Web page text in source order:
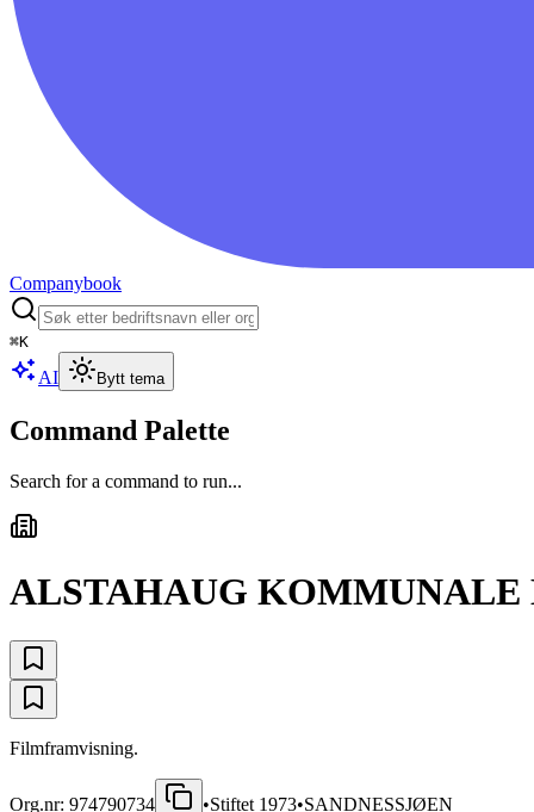
Companybook
⌘K
AI Bytt tema
Command Palette
Search for a command to run...
ALSTAHAUG KOMMUNALE
Filmframvisning.
Org.nr: 974790734 •Stiftet 1973•SANDNESSJØEN